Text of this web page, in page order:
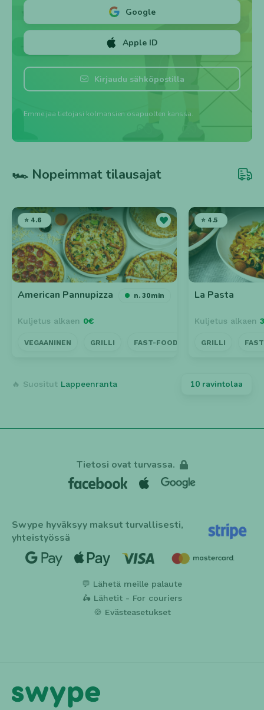
Google
Apple ID
Kirjaudu sähköpostilla
Emme jaa tietojasi kolmansien osapuolten kanssa.
🏎️ Nopeimmat tilausajat
⭐ 4.6
American Pannupizza n. 30min
Kuljetus alkaen 0€
VEGAANINEN GRILLI FAST-FOOD LÄHELLÄ
⭐ 4.5
La Pasta
Kuljetus alkaen
GRILLI
🔥 Suositut Lappeenranta 10 ravintolaa
Tietosi ovat turvassa.
Swype hyväksyy maksut turvallisesti,
yhteistyössä
💬 Lähetä meille palaute
🛵 Lähetit - For couriers
🍪 Evästeasetukset